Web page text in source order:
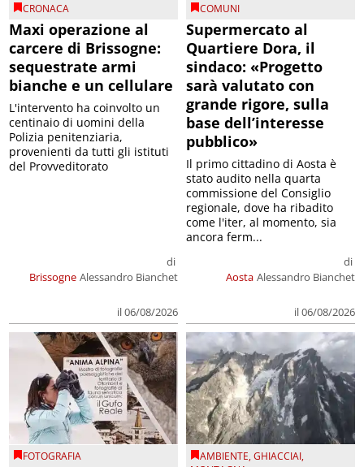
CRONACA
Maxi operazione al
carcere di Brissogne:
sequestrate armi
bianche e un cellulare
Brissogne
di
Alessandro Bianchet
il 06/08/2026
L'intervento ha coinvolto un
centinaio di uomini della
Polizia penitenziaria,
provenienti da tutti gli istituti
del Provveditorato
COMUNI
Supermercato al
Quartiere Dora, il
sindaco: «Progetto
sarà valutato con
grande rigore, sulla
base dell’interesse
pubblico»
Aosta
di
Alessandro Bianchet
il 06/08/2026
Il primo cittadino di Aosta è
stato audito nella quarta
commissione del Consiglio
regionale, dove ha ribadito
come l'iter, al momento, sia
ancora ferm...
FOTOGRAFIA AMBIENTE,GHIACCIAI,